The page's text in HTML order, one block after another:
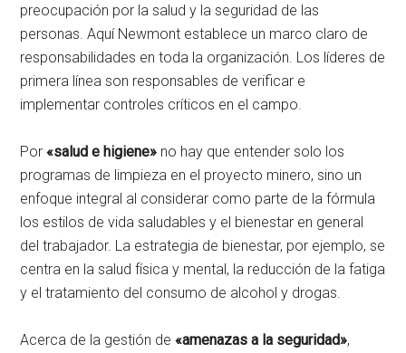
preocupación por la salud y la seguridad de las
personas. Aquí Newmont establece un marco claro de
responsabilidades en toda la organización. Los líderes de
primera línea son responsables de verificar e
implementar controles críticos en el campo.
Por«salud e higiene» no hay que entender solo los
programas de limpieza en el proyecto minero, sino un
enfoque integral al considerar como parte de la fórmula
los estilos de vida saludables y el bienestar en general
del trabajador. La estrategia de bienestar, por ejemplo, se
centra en la salud física y mental, la reducción de la fatiga
y el tratamiento del consumo de alcohol y drogas.
Acerca de la gestión de«amenazas a la seguridad»,